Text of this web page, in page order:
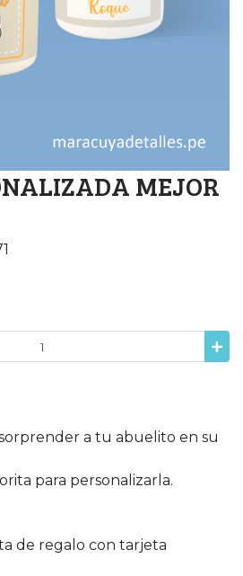
MEJOR
a tu abuelito en su
para personalizarla.
de regalo con tarjeta